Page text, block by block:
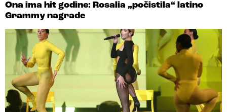
Ona ima hit godine: Rosalia „počistila“ latino
Grammy nagrade